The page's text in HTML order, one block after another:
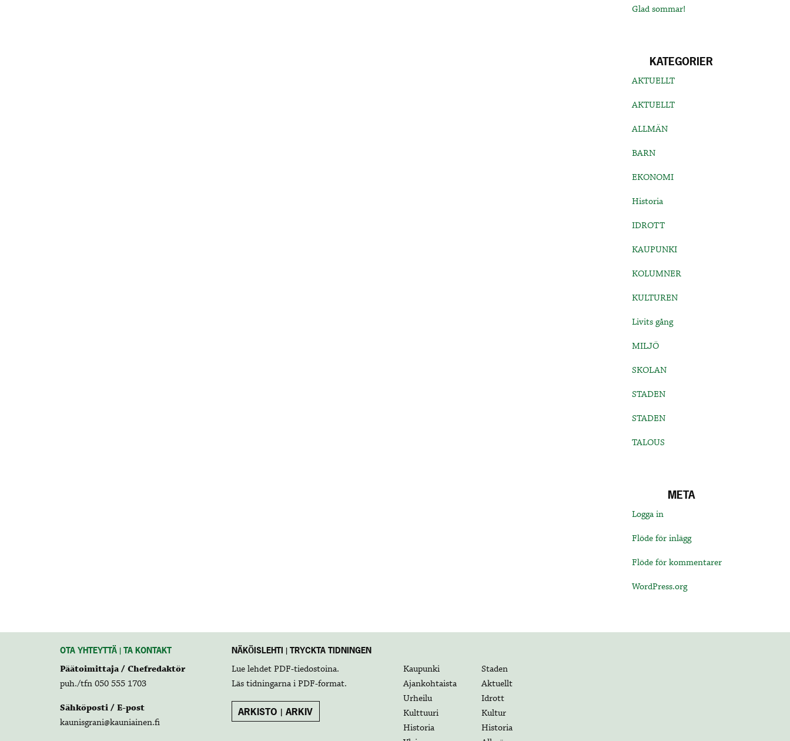
Glad sommar!
KATEGORIER
AKTUELLT
AKTUELLT
ALLMÄN
BARN
EKONOMI
Historia
IDROTT
KAUPUNKI
KOLUMNER
KULTUREN
Livits gång
MILJÖ
SKOLAN
STADEN
STADEN
TALOUS
META
Logga in
Flöde för inlägg
Flöde för kommentarer
WordPress.org
OTA YHTEYTTÄ | TA KONTAKT
Päätoimittaja / Chefredaktör
puh./tfn 050 555 1703
Sähköposti / E-post
kaunisgrani@kauniainen.fi
NÄKÖISLEHTI | TRYCKTA TIDNINGEN
Lue lehdet PDF-tiedostoina.
Läs tidningarna i PDF-format.
ARKISTO | ARKIV
Kaupunki
Staden
Ajankohtaista
Aktuellt
Urheilu
Idrott
Kulttuuri
Kultur
Historia
Historia